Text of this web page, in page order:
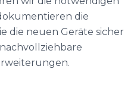
die
die neuen Geräte sicher